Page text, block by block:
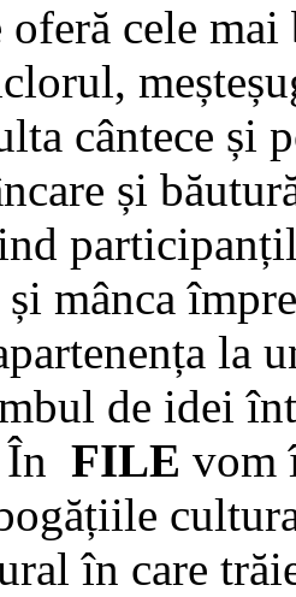
cele mai
cântece
și
mânca
la
de idei
FILE vom
în care